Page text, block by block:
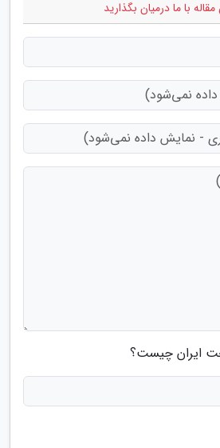
با ما درمیان بگذارید
ایران چیست؟